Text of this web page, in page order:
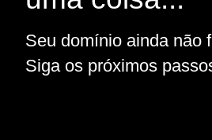
Seu domínio ainda não
Siga os próximos